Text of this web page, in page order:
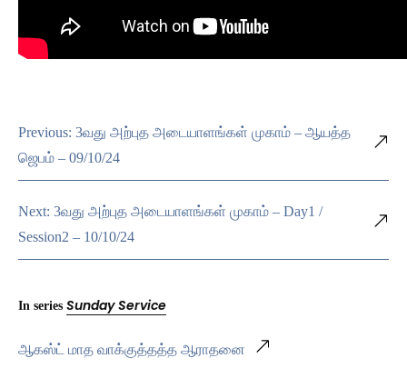
Previous: 3வது அற்புத அடையாளங்கள் முகாம் – ஆயத்த
ஜெபம் – 09/10/24
Next: 3வது அற்புத அடையாளங்கள் முகாம் – Day1 /
Session2 – 10/10/24
In series Sunday Service
ஆகஸ்ட் மாத வாக்குத்தத்த ஆராதனை